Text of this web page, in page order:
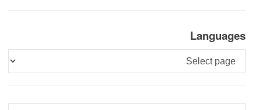
Languages
Languages